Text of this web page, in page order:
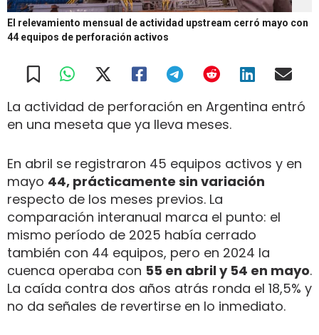
El relevamiento mensual de actividad upstream cerró mayo con
44 equipos de perforación activos
La actividad de perforación en Argentina entró
en una meseta que ya lleva meses.
En abril se registraron 45 equipos activos y en
mayo 44, prácticamente sin variación
respecto de los meses previos. La
comparación interanual marca el punto: el
mismo período de 2025 había cerrado
también con 44 equipos, pero en 2024 la
cuenca operaba con 55 en abril y 54 en mayo.
La caída contra dos años atrás ronda el 18,5% y
no da señales de revertirse en lo inmediato.